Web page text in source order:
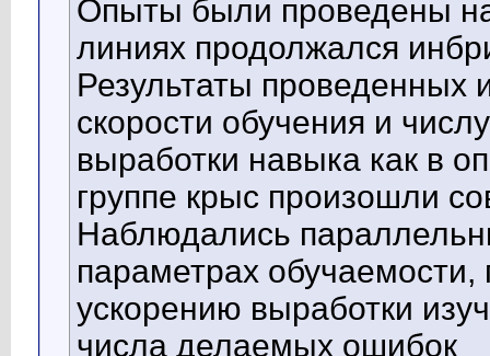
Опыты были проведены
линиях продолжался
Результаты проведенных
скорости обучения и
выработки навыка как в
группе крыс произошли
Наблюдались
параметрах
ускорению выработки
числа делаемых ошибок